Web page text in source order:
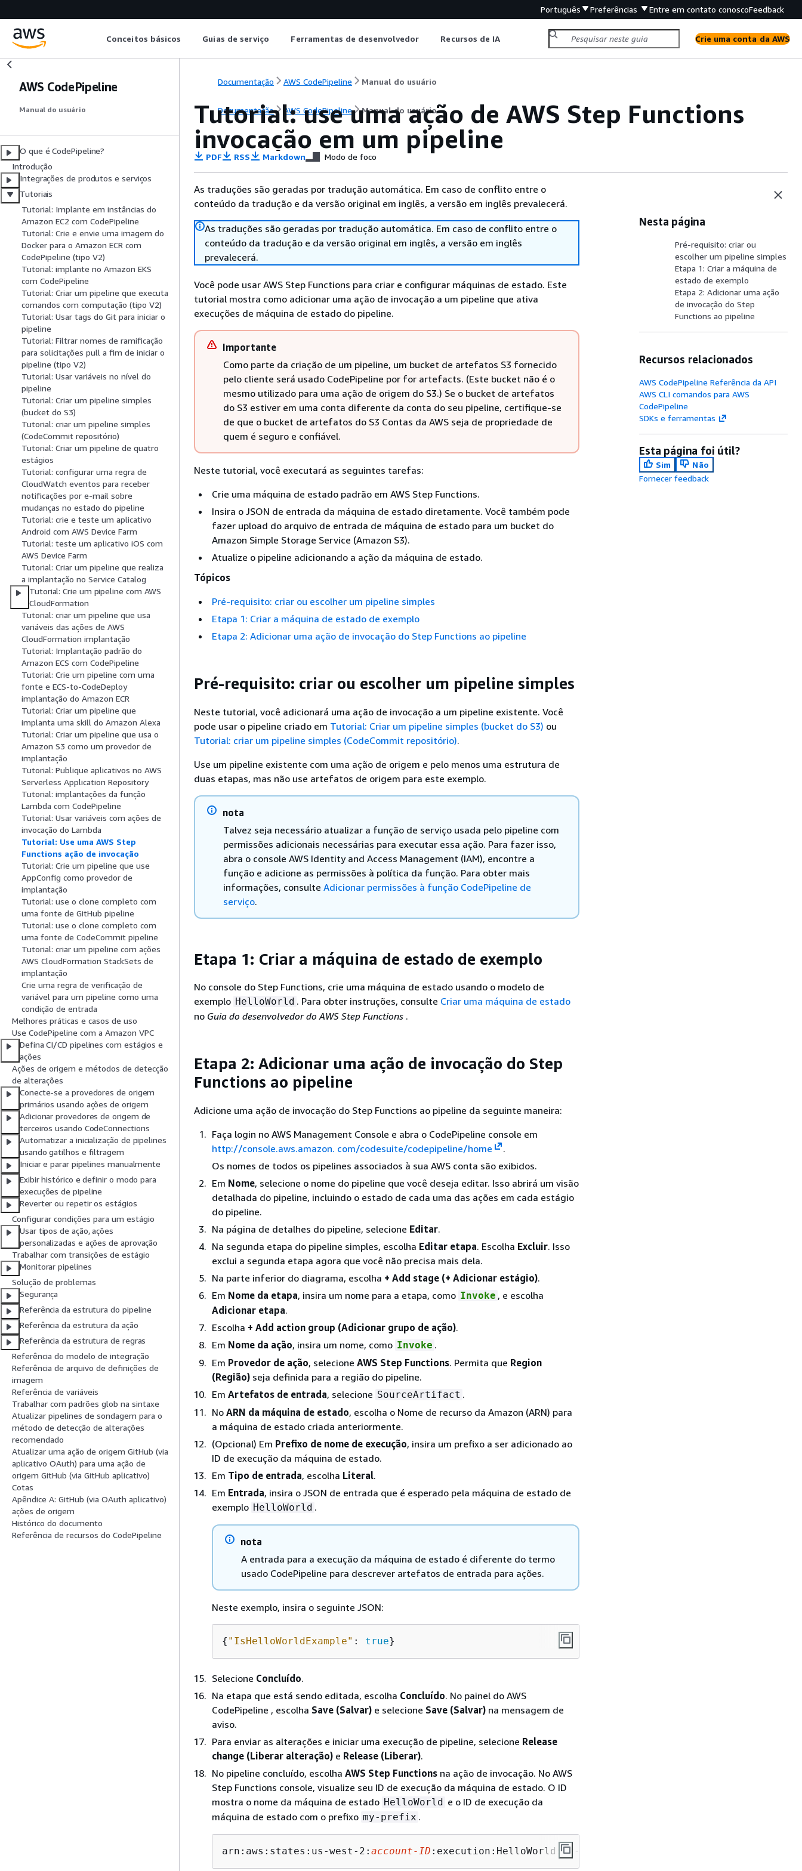
Português Preferências Entre em contato conoscoFeedback
Conceitos básicos Guias de serviço Ferramentas de desenvolvedor Recursos de IA Crie uma conta da AWS
AWS CodePipeline
Manual do usuário
O que é CodePipeline?
Introdução
Integrações de produtos e serviços
Tutoriais
Tutorial: Implante em instâncias do
Amazon EC2 com CodePipeline
Tutorial: Crie e envie uma imagem do
Docker para o Amazon ECR com
CodePipeline (tipo V2)
Tutorial: implante no Amazon EKS
com CodePipeline
Tutorial: Criar um pipeline que executa
comandos com computação (tipo V2)
Tutorial: Usar tags do Git para iniciar o
pipeline
Tutorial: Filtrar nomes de ramificação
para solicitações pull a fim de iniciar o
pipeline (tipo V2)
Tutorial: Usar variáveis no nível do
pipeline
Tutorial: Criar um pipeline simples
(bucket do S3)
Tutorial: criar um pipeline simples
(CodeCommit repositório)
Tutorial: Criar um pipeline de quatro
estágios
Tutorial: configurar uma regra de
CloudWatch eventos para receber
notificações por e-mail sobre
mudanças no estado do pipeline
Tutorial: crie e teste um aplicativo
Android com AWS Device Farm
Tutorial: teste um aplicativo iOS com
AWS Device Farm
Tutorial: Criar um pipeline que realiza
a implantação no Service Catalog
Tutorial: Crie um pipeline com AWS
CloudFormation
Tutorial: criar um pipeline que usa
variáveis das ações de AWS
CloudFormation implantação
Tutorial: Implantação padrão do
Amazon ECS com CodePipeline
Tutorial: Crie um pipeline com uma
fonte e ECS-to-CodeDeploy
implantação do Amazon ECR
Tutorial: Criar um pipeline que
implanta uma skill do Amazon Alexa
Tutorial: Criar um pipeline que usa o
Amazon S3 como um provedor de
implantação
Tutorial: Publique aplicativos no AWS
Serverless Application Repository
Tutorial: implantações da função
Lambda com CodePipeline
Tutorial: Usar variáveis com ações de
invocação do Lambda
Tutorial: Use uma AWS Step
Functions ação de invocação
Tutorial: Crie um pipeline que use
AppConfig como provedor de
implantação
Tutorial: use o clone completo com
uma fonte de GitHub pipeline
Tutorial: use o clone completo com
uma fonte de CodeCommit pipeline
Tutorial: criar um pipeline com ações
AWS CloudFormation StackSets de
implantação
Crie uma regra de verificação de
variável para um pipeline como uma
condição de entrada
Melhores práticas e casos de uso
Use CodePipeline com a Amazon VPC
Defina CI/CD pipelines com estágios e
ações
Ações de origem e métodos de detecção
de alterações
Conecte-se a provedores de origem
primários usando ações de origem
Adicionar provedores de origem de
terceiros usando CodeConnections
Automatizar a inicialização de pipelines
usando gatilhos e filtragem
Iniciar e parar pipelines manualmente
Exibir histórico e definir o modo para
execuções de pipeline
Reverter ou repetir os estágios
Configurar condições para um estágio
Usar tipos de ação, ações
personalizadas e ações de aprovação
Trabalhar com transições de estágio
Monitorar pipelines
Solução de problemas
Segurança
Referência da estrutura do pipeline
Referência da estrutura da ação
Referência da estrutura de regras
Referência do modelo de integração
Referência de arquivo de definições de
imagem
Referência de variáveis
Trabalhar com padrões glob na sintaxe
Atualizar pipelines de sondagem para o
método de detecção de alterações
recomendado
Atualizar uma ação de origem GitHub (via
aplicativo OAuth) para uma ação de
origem GitHub (via GitHub aplicativo)
Cotas
Apêndice A: GitHub (via OAuth aplicativo)
ações de origem
Histórico do documento
Referência de recursos do CodePipeline
Documentação AWS CodePipeline Manual do usuário
Documentação AWS CodePipeline Manual do usuário
Tutorial: use uma ação de AWS Step Functions
invocação em um pipeline
PDF RSS Markdown Modo de foco
As traduções são geradas por tradução automática. Em caso de conflito entre o
conteúdo da tradução e da versão original em inglês, a versão em inglês prevalecerá.
As traduções são geradas por tradução automática. Em caso de conflito entre o
conteúdo da tradução e da versão original em inglês, a versão em inglês
prevalecerá.
Você pode usar AWS Step Functions para criar e configurar máquinas de estado. Este
tutorial mostra como adicionar uma ação de invocação a um pipeline que ativa
execuções de máquina de estado do pipeline.
Importante
Como parte da criação de um pipeline, um bucket de artefatos S3 fornecido
pelo cliente será usado CodePipeline por for artefacts. (Este bucket não é o
mesmo utilizado para uma ação de origem do S3.) Se o bucket de artefatos
do S3 estiver em uma conta diferente da conta do seu pipeline, certifique-se
de que o bucket de artefatos do S3 Contas da AWS seja de propriedade de
quem é seguro e confiável.
Neste tutorial, você executará as seguintes tarefas:
Crie uma máquina de estado padrão em AWS Step Functions.
Insira o JSON de entrada da máquina de estado diretamente. Você também pode
fazer upload do arquivo de entrada de máquina de estado para um bucket do
Amazon Simple Storage Service (Amazon S3).
Atualize o pipeline adicionando a ação da máquina de estado.
Tópicos
Pré-requisito: criar ou escolher um pipeline simples
Etapa 1: Criar a máquina de estado de exemplo
Etapa 2: Adicionar uma ação de invocação do Step Functions ao pipeline
Pré-requisito: criar ou escolher um pipeline simples
Neste tutorial, você adicionará uma ação de invocação a um pipeline existente. Você
pode usar o pipeline criado em Tutorial: Criar um pipeline simples (bucket do S3) ou
Tutorial: criar um pipeline simples (CodeCommit repositório).
Use um pipeline existente com uma ação de origem e pelo menos uma estrutura de
duas etapas, mas não use artefatos de origem para este exemplo.
nota
Talvez seja necessário atualizar a função de serviço usada pelo pipeline com
permissões adicionais necessárias para executar essa ação. Para fazer isso,
abra o console AWS Identity and Access Management (IAM), encontre a
função e adicione as permissões à política da função. Para obter mais
informações, consulte Adicionar permissões à função CodePipeline de
serviço.
Etapa 1: Criar a máquina de estado de exemplo
No console do Step Functions, crie uma máquina de estado usando o modelo de
exemplo HelloWorld . Para obter instruções, consulte Criar uma máquina de estado
no Guia do desenvolvedor do AWS Step Functions .
Etapa 2: Adicionar uma ação de invocação do Step
Functions ao pipeline
Adicione uma ação de invocação do Step Functions ao pipeline da seguinte maneira:
Faça login no AWS Management Console e abra o CodePipeline console em
http://console.aws.amazon. com/codesuite/codepipeline/home
.
Os nomes de todos os pipelines associados à sua AWS conta são exibidos.
Em Nome, selecione o nome do pipeline que você deseja editar. Isso abrirá um visão
detalhada do pipeline, incluindo o estado de cada uma das ações em cada estágio
do pipeline.
Na página de detalhes do pipeline, selecione Editar.
Na segunda etapa do pipeline simples, escolha Editar etapa. Escolha Excluir. Isso
exclui a segunda etapa agora que você não precisa mais dela.
Na parte inferior do diagrama, escolha + Add stage (+ Adicionar estágio).
Em Nome da etapa, insira um nome para a etapa, como Invoke , e escolha
Adicionar etapa.
Escolha + Add action group (Adicionar grupo de ação).
Em Nome da ação, insira um nome, como Invoke .
Em Provedor de ação, selecione AWS Step Functions. Permita que Region
(Região) seja definida para a região do pipeline.
Em Artefatos de entrada, selecione SourceArtifact .
No ARN da máquina de estado, escolha o Nome de recurso da Amazon (ARN) para
a máquina de estado criada anteriormente.
(Opcional) Em Prefixo de nome de execução, insira um prefixo a ser adicionado ao
ID de execução da máquina de estado.
Em Tipo de entrada, escolha Literal.
Em Entrada, insira o JSON de entrada que é esperado pela máquina de estado de
exemplo HelloWorld .
nota
A entrada para a execução da máquina de estado é diferente do termo
usado CodePipeline para descrever artefatos de entrada para ações.
Neste exemplo, insira o seguinte JSON:
{ "IsHelloWorldExample" : true}
Selecione Concluído.
Na etapa que está sendo editada, escolha Concluído. No painel do AWS
CodePipeline , escolha Save (Salvar) e selecione Save (Salvar) na mensagem de
aviso.
Para enviar as alterações e iniciar uma execução de pipeline, selecione Release
change (Liberar alteração) e Release (Liberar).
No pipeline concluído, escolha AWS Step Functions na ação de invocação. No AWS
Step Functions console, visualize seu ID de execução da máquina de estado. O ID
mostra o nome da máquina de estado HelloWorld e o ID de execução da
máquina de estado com o prefixo my-prefix .
arn:aws:states:us-west-2: account-ID :execution:HelloWorld:my-prefix-0d9a0900-3609-4ebc-925e-
Nesta página
Pré-requisito: criar ou
escolher um pipeline simples
Etapa 1: Criar a máquina de
estado de exemplo
Etapa 2: Adicionar uma ação
de invocação do Step
Functions ao pipeline
Recursos relacionados
AWS CodePipeline Referência da API
AWS CLI comandos para AWS
CodePipeline
SDKs e ferramentas
Esta página foi útil?
Sim
Não
Fornecer feedback